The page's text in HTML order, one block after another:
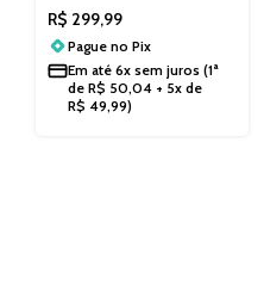
R$ 299,99
Pague no Pix
Em até 6x sem juros (1ª
de R$ 50,04 + 5x de
R$ 49,99)